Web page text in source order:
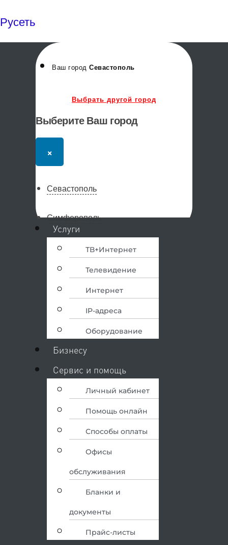
Русеть
Ваш город Севастополь
Выбрать другой город
Выберите Ваш город
×
Севастополь
Симферополь
МенюУслуги
ТВ+Интернет
Телевидение
Интернет
IP-адреса
Оборудование
Бизнесу
Сервис и помощь
Личный кабинет
Помощь онлайн
Способы оплаты
Офисы
обслуживания
Бланки и
документы
Прайс-листы